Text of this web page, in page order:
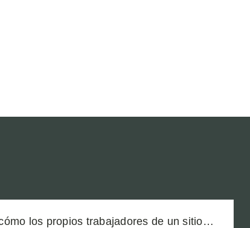
los propios trabajadores de un sitio